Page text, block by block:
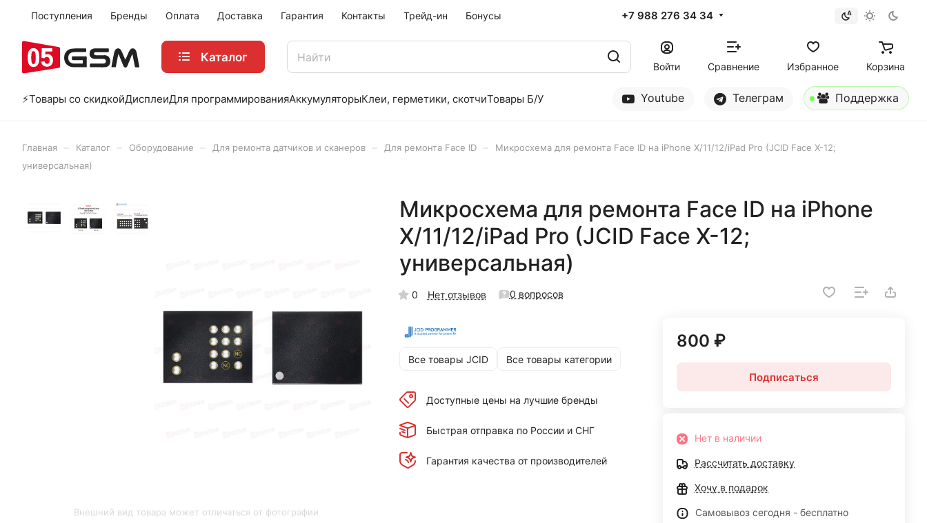
Поступления Бренды Оплата Доставка Гарантия Контакты Трейд-ин Бонусы +7 988 276 34 34
Каталог
Войти Сравнение Избранное Корзина
⚡️Товары со скидкойДисплеиДля программированияАккумуляторыКлеи, герметики, скотчиТовары Б/У Youtube Телеграм Поддержка
Главная Каталог Оборудование Для ремонта датчиков и сканеров Для ремонта Face ID
Микросхема для ремонта Face ID на iPhone X/11/12/iPad Pro (JCID Face X-12;
универсальная)
Внешний вид товара может отличаться от фотографии
Микросхема для ремонта Face ID на iPhone
X/11/12/iPad Pro (JCID Face X-12;
универсальная)
0 Нет отзывов 0 вопросов
Все товары JCID Все товары категории
Доступные цены на лучшие бренды
Быстрая отправка по России и СНГ
Гарантия качества от производителей
800 ₽
Подписаться
Нет в наличии
Рассчитать доставку
Хочу в подарок
Самовывоз сегодня - бесплатно